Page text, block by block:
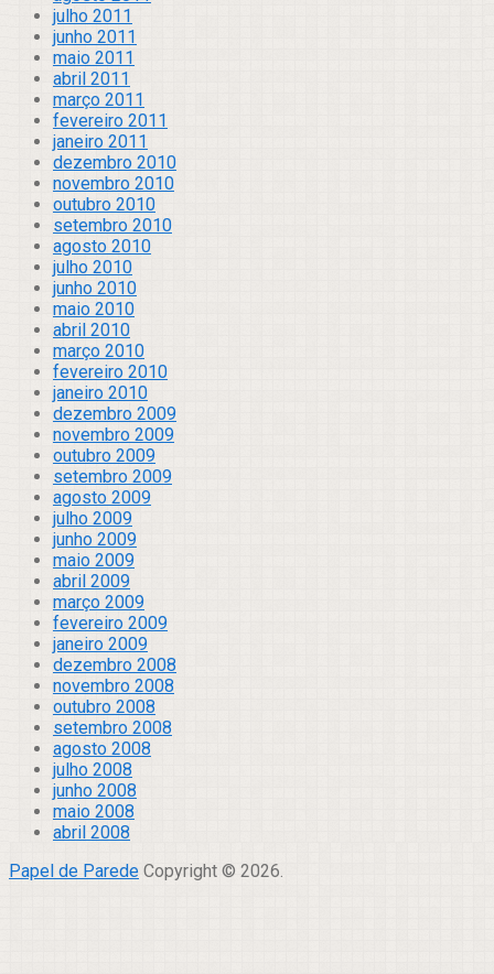
julho 2011
junho 2011
maio 2011
abril 2011
março 2011
fevereiro 2011
janeiro 2011
dezembro 2010
novembro 2010
outubro 2010
setembro 2010
agosto 2010
julho 2010
junho 2010
maio 2010
abril 2010
março 2010
fevereiro 2010
janeiro 2010
dezembro 2009
novembro 2009
outubro 2009
setembro 2009
agosto 2009
julho 2009
junho 2009
maio 2009
abril 2009
março 2009
fevereiro 2009
janeiro 2009
dezembro 2008
novembro 2008
outubro 2008
setembro 2008
agosto 2008
julho 2008
junho 2008
maio 2008
abril 2008
Papel de Parede Copyright © 2026.